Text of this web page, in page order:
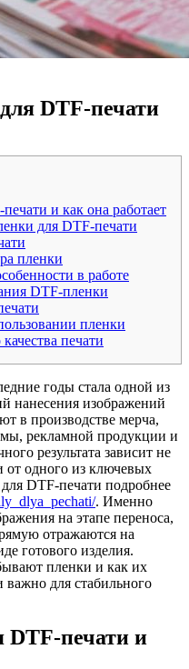
DTF-печати
и как она работает
для DTF-печати
пленки
в работе
DTF-пленки
пленки
печати
годы стала одной из
нанесения изображений
в производстве мерча,
рекламной продукции и
результата зависит не
от одного из ключевых
DTF-печати подробнее
. Именно
на этапе переноса,
отражаются на
готового изделия.
пленки и как их
важно для стабильного
DTF-печати и